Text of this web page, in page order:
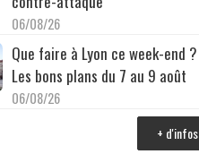
06/08/26
Que faire à Lyon ce week-end ?
Les bons plans du 7 au 9 août
06/08/26
+ d'infos